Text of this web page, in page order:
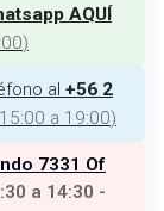
AQUÍ
)
al +56 2
a 19:00)
7331 Of
a 14:30 -